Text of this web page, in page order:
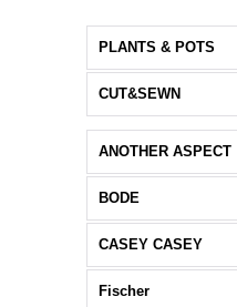
PLANTS & POTS
CUT&SEWN
ANOTHER ASPECT
BODE
CASEY CASEY
Fischer